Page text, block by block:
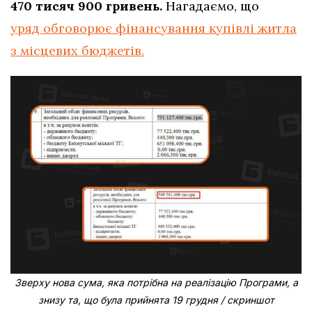
470 тисяч 900 гривень. Нагадаємо, що
уряд обговорює фінансування купівлі житла
з місцевих бюджетів.
Зверху нова сума, яка потрібна на реалізацію Програми, а
знизу та, що була прийнята 19 грудня / скриншот